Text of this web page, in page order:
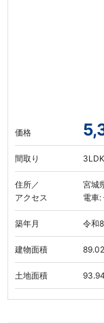
価格
間取り 3LDK
住所／
アクセス
宮城
電車:
築年月 令和
建物面積
土地面積